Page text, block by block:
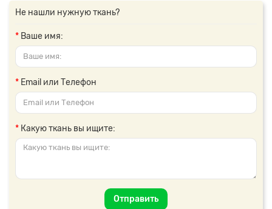
Не нашли нужную ткань?
Ваше имя:
Email или Телефон
Какую ткань вы ищите:
Отправить